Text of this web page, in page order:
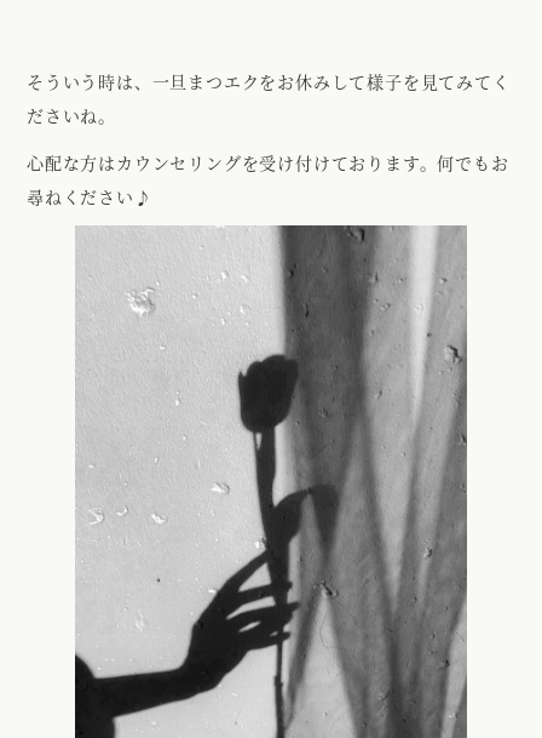
そういう時は、一旦まつエクをお休みして様子を見てみてく
ださいね。
心配な方はカウンセリングを受け付けております。何でもお
尋ねください♪